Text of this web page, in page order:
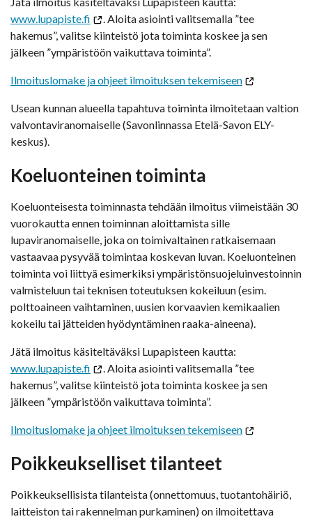
www.lupapiste.fi
. Aloita asiointi valitsemalla ”tee
hakemus”, valitse kiinteistö jota toiminta koskee ja sen
jälkeen ”ympäristöön vaikuttava toiminta”.
Ilmoituslomake ja ohjeet ilmoituksen tekemiseen
Usean kunnan alueella tapahtuva toiminta ilmoitetaan valtion
valvontaviranomaiselle (Savonlinnassa Etelä-Savon ELY-
keskus).
Koeluonteinen toiminta
Koeluonteisesta toiminnasta tehdään ilmoitus viimeistään 30
vuorokautta ennen toiminnan aloittamista sille
lupaviranomaiselle, joka on toimivaltainen ratkaisemaan
vastaavaa pysyvää toimintaa koskevan luvan. Koeluonteinen
toiminta voi liittyä esimerkiksi ympäristönsuojeluinvestoinnin
valmisteluun tai teknisen toteutuksen kokeiluun (esim.
polttoaineen vaihtaminen, uusien korvaavien kemikaalien
kokeilu tai jätteiden hyödyntäminen raaka-aineena).
Jätä ilmoitus käsiteltäväksi Lupapisteen kautta:
www.lupapiste.fi
. Aloita asiointi valitsemalla ”tee
hakemus”, valitse kiinteistö jota toiminta koskee ja sen
jälkeen ”ympäristöön vaikuttava toiminta”.
Ilmoituslomake ja ohjeet ilmoituksen tekemiseen
Poikkeukselliset tilanteet
Poikkeuksellisista tilanteista (onnettomuus, tuotantohäiriö,
laitteiston tai rakennelman purkaminen) on ilmoitettava